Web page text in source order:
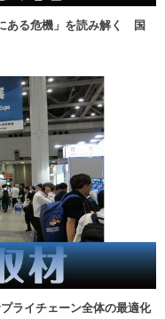
ある危機」を読み解く 国
ライチェーン全体の最適化